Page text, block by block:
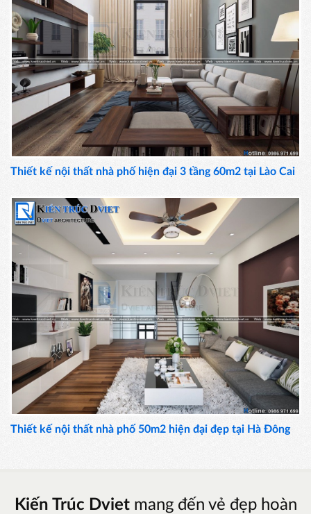
Thiết kế nội thất nhà phố hiện đại 3 tầng 60m2 tại Lào Cai
Thiết kế nội thất nhà phố 50m2 hiện đại đẹp tại Hà Đông
Kiến Trúc Dvietmang đến vẻ đẹp hoàn